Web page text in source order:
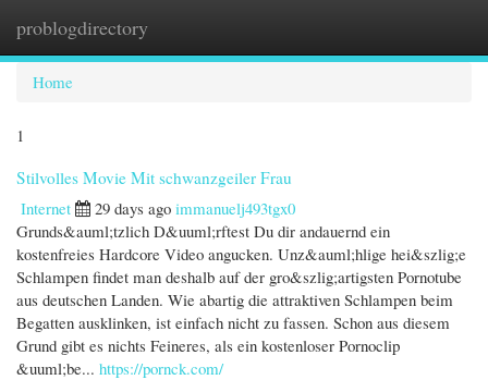
problogdirectory
Home
1
Stilvolles Movie Mit schwanzgeiler Frau
Internet
29 days ago immanuelj493tgx0
Grunds&auml;tzlich D&uuml;rftest Du dir andauernd ein
kostenfreies Hardcore Video angucken. Unz&auml;hlige hei&szlig;e
Schlampen findet man deshalb auf der gro&szlig;artigsten Pornotube
aus deutschen Landen. Wie abartig die attraktiven Schlampen beim
Begatten ausklinken, ist einfach nicht zu fassen. Schon aus diesem
Grund gibt es nichts Feineres, als ein kostenloser Pornoclip
&uuml;be... https://pornck.com/